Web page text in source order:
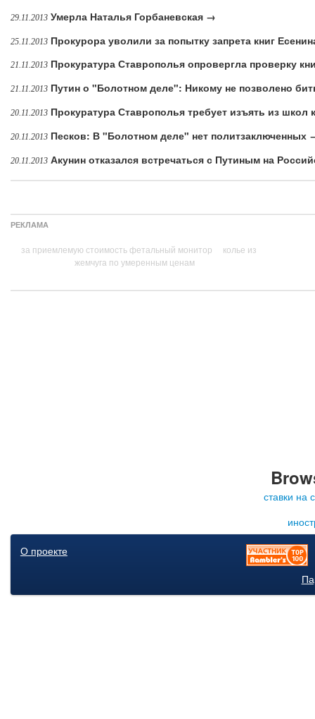
29.11.2013 Умерла Наталья Горбаневская →
25.11.2013 Прокурора уволили за попытку запрета книг
21.11.2013 Прокуратура Ставрополья опровергла проверку
21.11.2013 Путин о "Болотном деле": Никому не позволено
20.11.2013 Прокуратура Ставрополья требует изъять из
20.11.2013 Песков: В "Болотном деле" нет политзаключенных
20.11.2013 Акунин отказался встречаться с Путиным на
РЕКЛАМА
за приемлемую стоимость фетальный монитор
колье из
жемчуга по умеренным ценам
ставки на
О проекте